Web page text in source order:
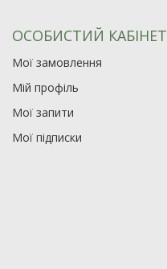
ОСОБИСТИЙ КАБІНЕТ
Мої замовлення
Мій профіль
Мої запити
Мої підписки